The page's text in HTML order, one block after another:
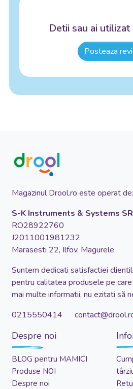
Detii sau ai
Posteaza
Magazinul Drool.ro este operat de:
S-K Instruments & Systems
RO28922760
J2011001981232
Marasesti 22, Ilfov, Magurele
Suntem dedicati satisfactiei
pentru calitatea produsele pe
mai multe informatii, nu ezitati să
0215550414
Despre noi
BLOG pentru MAMICI
Produse NOI
Despre noi